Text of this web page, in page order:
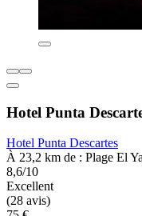
Hotel Punta
Hotel Punta Descartes
À 23,2 km de : Plage El
8,6/10
Excellent
(28 avis)